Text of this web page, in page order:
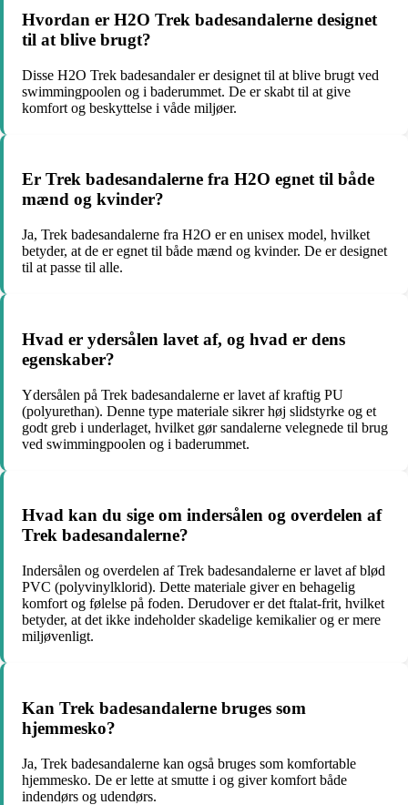
Hvordan er H2O Trek badesandalerne designet
til at blive brugt?
Disse H2O Trek badesandaler er designet til at blive brugt ved
swimmingpoolen og i baderummet. De er skabt til at give
komfort og beskyttelse i våde miljøer.
Er Trek badesandalerne fra H2O egnet til både
mænd og kvinder?
Ja, Trek badesandalerne fra H2O er en unisex model, hvilket
betyder, at de er egnet til både mænd og kvinder. De er designet
til at passe til alle.
Hvad er ydersålen lavet af, og hvad er dens
egenskaber?
Ydersålen på Trek badesandalerne er lavet af kraftig PU
(polyurethan). Denne type materiale sikrer høj slidstyrke og et
godt greb i underlaget, hvilket gør sandalerne velegnede til brug
ved swimmingpoolen og i baderummet.
Hvad kan du sige om indersålen og overdelen af ​​
Trek badesandalerne?
Indersålen og overdelen af ​​Trek badesandalerne er lavet af blød
PVC (polyvinylklorid). Dette materiale giver en behagelig
komfort og følelse på foden. Derudover er det ftalat-frit, hvilket
betyder, at det ikke indeholder skadelige kemikalier og er mere
miljøvenligt.
Kan Trek badesandalerne bruges som
hjemmesko?
Ja, Trek badesandalerne kan også bruges som komfortable
hjemmesko. De er lette at smutte i og giver komfort både
indendørs og udendørs.